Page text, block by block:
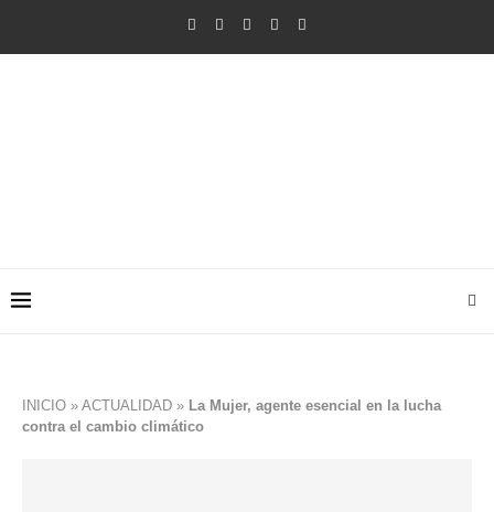
INICIO » ACTUALIDAD » La Mujer, agente esencial en la lucha
contra el cambio climático